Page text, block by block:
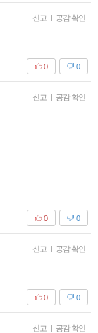
신고 | 공감 확인
0
0
신고 | 공감 확인
0
0
신고 | 공감 확인
0
0
신고 | 공감 확인